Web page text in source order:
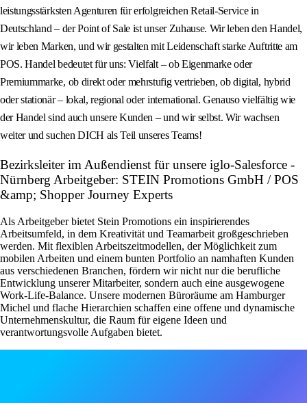
leistungsstärksten Agenturen für erfolgreichen Retail‑Service in
Deutschland – der Point of Sale ist unser Zuhause. Wir leben den Handel,
wir leben Marken, und wir gestalten mit Leidenschaft starke Auftritte am
POS. Handel bedeutet für uns: Vielfalt – ob Eigenmarke oder
Premiummarke, ob direkt oder mehrstufig vertrieben, ob digital, hybrid
oder stationär – lokal, regional oder international. Genauso vielfältig wie
der Handel sind auch unsere Kunden – und wir selbst. Wir wachsen
weiter und suchen DICH als Teil unseres Teams!
Bezirksleiter im Außendienst für unsere iglo-Salesforce -
Nürnberg Arbeitgeber: STEIN Promotions GmbH / POS
&amp; Shopper Journey Experts
Als Arbeitgeber bietet Stein Promotions ein inspirierendes
Arbeitsumfeld, in dem Kreativität und Teamarbeit großgeschrieben
werden. Mit flexiblen Arbeitszeitmodellen, der Möglichkeit zum
mobilen Arbeiten und einem bunten Portfolio an namhaften Kunden
aus verschiedenen Branchen, fördern wir nicht nur die berufliche
Entwicklung unserer Mitarbeiter, sondern auch eine ausgewogene
Work-Life-Balance. Unsere modernen Büroräume am Hamburger
Michel und flache Hierarchien schaffen eine offene und dynamische
Unternehmenskultur, die Raum für eigene Ideen und
verantwortungsvolle Aufgaben bietet.